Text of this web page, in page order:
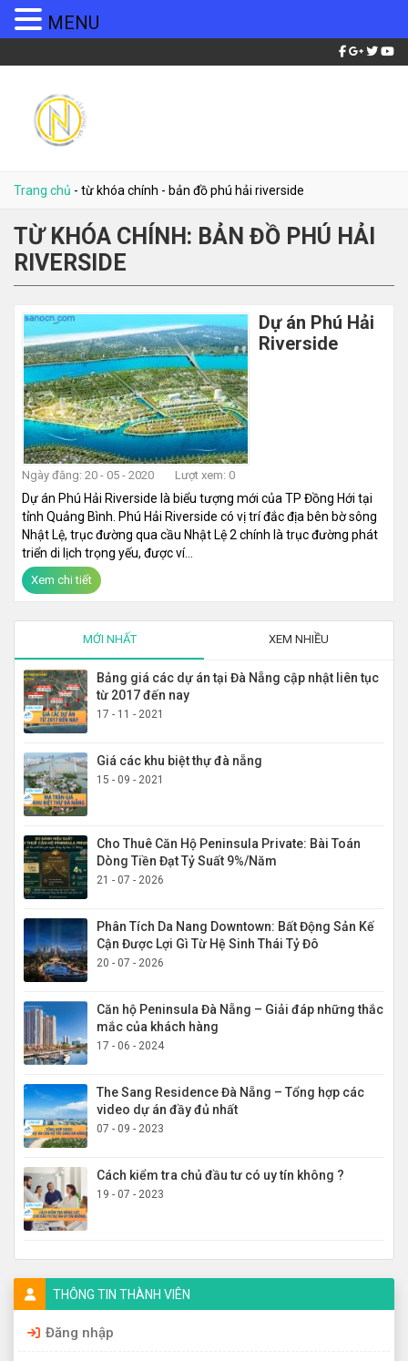
Trang chủ - từ khóa chính - bản đồ phú hải riverside
TỪ KHÓA CHÍNH: BẢN ĐỒ PHÚ HẢI
RIVERSIDE
Dự án Phú Hải
Riverside
Ngày đăng: 20 - 05 - 2020 Lượt xem: 0
Dự án Phú Hải Riverside là biểu tượng mới của TP Đồng Hới tại
tỉnh Quảng Bình. Phú Hải Riverside có vị trí đắc địa bên bờ sông
Nhật Lệ, trục đường qua cầu Nhật Lệ 2 chính là trục đường phát
triển di lịch trọng yếu, được ví...
Xem chi tiết
MỚI NHẤT XEM NHIỀU
Bảng giá các dự án tại Đà Nẵng cập nhật liên tục
từ 2017 đến nay
17 - 11 - 2021
Giá các khu biệt thự đà nẵng
15 - 09 - 2021
Cho Thuê Căn Hộ Peninsula Private: Bài Toán
Dòng Tiền Đạt Tỷ Suất 9%/Năm
21 - 07 - 2026
Phân Tích Da Nang Downtown: Bất Động Sản Kế
Cận Được Lợi Gì Từ Hệ Sinh Thái Tỷ Đô
20 - 07 - 2026
Căn hộ Peninsula Đà Nẵng – Giải đáp những thắc
mắc của khách hàng
17 - 06 - 2024
The Sang Residence Đà Nẵng – Tổng hợp các
video dự án đầy đủ nhất
07 - 09 - 2023
Cách kiểm tra chủ đầu tư có uy tín không ?
19 - 07 - 2023
THÔNG TIN THÀNH VIÊN
Đăng nhập
MENU